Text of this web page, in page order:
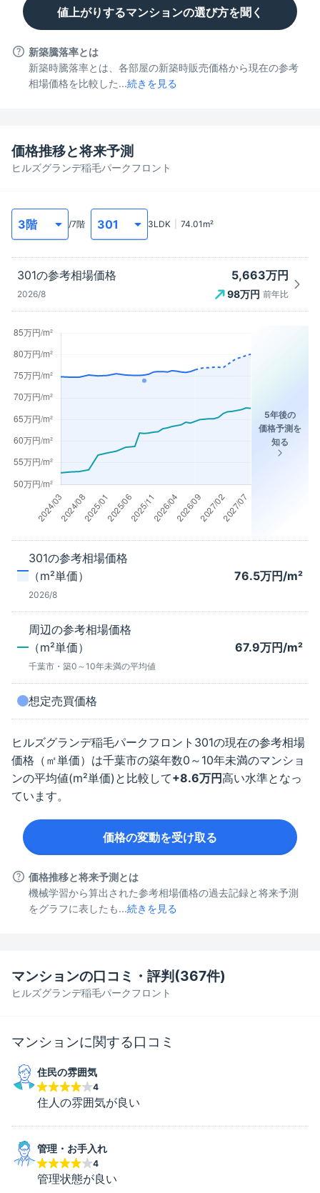
値上がりするマンションの選び方を聞く
新築騰落率とは
新築時騰落率とは、各部屋の新築時販売価格から現在の参考
相場価格を比較した...続きを見る
ヒルズグランデ稲毛パークフロント
価格推移と将来予測
/7階 3LDK 74.01 m²
301の参考相場価格
2026/8
5,663万円
98万円 前年比
5年後の
価格予測を
知る
301の参考相場価格
（m²単価）
2026/8
76.5万円/m²
周辺の参考相場価格
（m²単価）
千葉市 ・築0～10年未満の平均値
67.9万円/m²
想定売買価格
ヒルズグランデ稲毛パークフロント 301の現在の参考相場
価格（㎡単価）は千葉市の築年数0～10年未満のマンショ
ンの平均値(m²単価)と比較して+8.6万円高い水準となっ
ています。
価格の変動を受け取る
価格推移と将来予測とは
機械学習から算出された参考相場価格の過去記録と将来予測
をグラフに表したも...続きを見る
ヒルズグランデ稲毛パークフロント
マンションの口コミ・評判(367件)
マンションに関する口コミ
住民の雰囲気
4
住人の雰囲気が良い
管理・お手入れ
4
管理状態が良い